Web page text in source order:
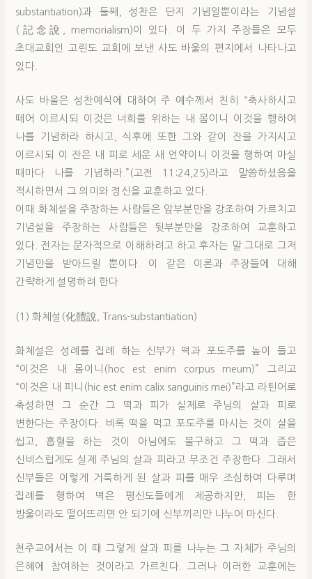
substantiation)과 둘째, 성찬은 단지 기념일뿐이라는 기념설
(記念說, memorialism)이 있다. 이 두 가지 주장들은 모두
초대교회인 고린도 교회에 보낸 사도 바울의 편지에서 나타나고
있다.
사도 바울은 성찬예식에 대하여 주 예수께서 친히 “축사하시고
떼어 이르시되 이것은 너희를 위하는 내 몸이니 이것을 행하여
나를 기념하라 하시고, 식후에 또한 그와 같이 잔을 가지시고
이르시되 이 잔은 내 피로 세운 새 언약이니 이것을 행하여 마실
때마다 나를 기념하라.”(고전 11:24,25)라고 말씀하셨음을
적시하면서 그 의미와 정신을 교훈하고 있다.
이때 화체설을 주장하는 사람들은 앞부분만을 강조하여 가르치고
기념설을 주장하는 사람들은 뒷부분만을 강조하여 교훈하고
있다. 전자는 문자적으로 이해하려고 하고 후자는 말 그대로 그저
기념만을 받아드릴 뿐이다. 이 같은 이론과 주장들에 대해
간략하게 설명하려 한다.
(1) 화체설(化體說, Trans-substantiation)
화체설은 성례를 집례 하는 신부가 떡과 포도주를 높이 들고
“이것은 내 몸이니(hoc est enim corpus meum)” 그리고
“이것은 내 피니(hic est enim calix sanguinis mei)”라고 라틴어로
축성하면 그 순간 그 떡과 피가 실제로 주님의 살과 피로
변한다는 주장이다. 비록 떡을 먹고 포도주를 마시는 것이 살을
씹고, 흡혈을 하는 것이 아님에도 불구하고 그 떡과 즙은
신비스럽게도 실제 주님의 살과 피라고 무조건 주장한다. 그래서
신부들은 이렇게 거룩하게 된 살과 피를 매우 조심하여 다루며
집례를 행하여 떡은 평신도들에게 제공하지만, 피는 한
방울이라도 떨어뜨리면 안 되기에 신부끼리만 나누어 마신다.
천주교에서는 이 때 그렇게 살과 피를 나누는 그 자체가 주님의
은혜에 참여하는 것이라고 가르친다. 그러나 이러한 교훈에는